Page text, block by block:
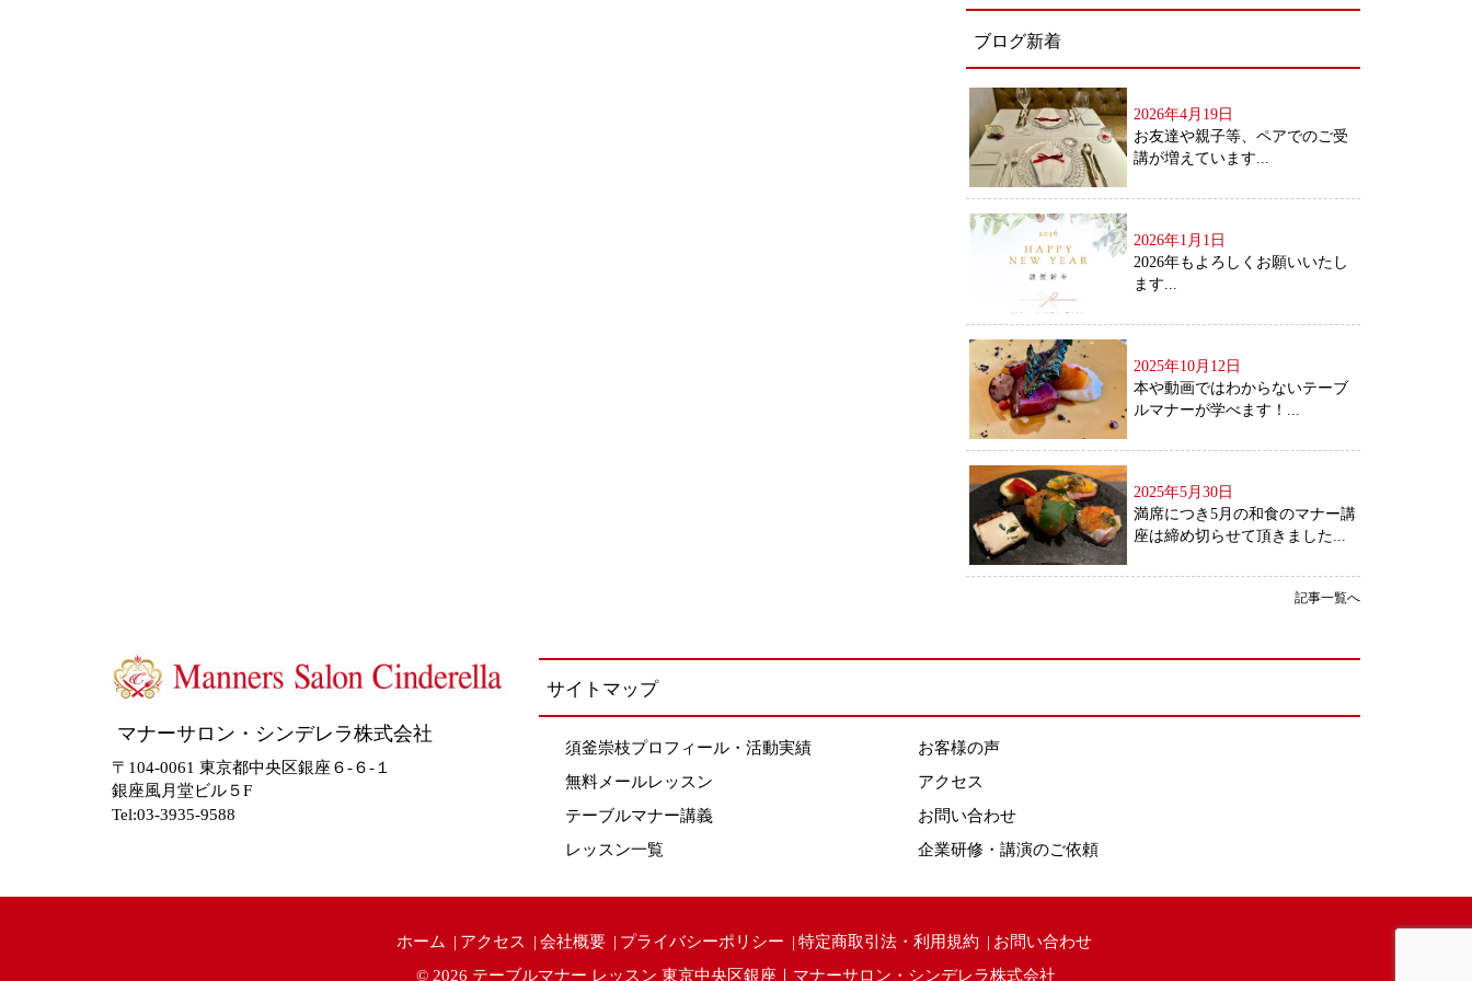
ブログ新着
2026年4月19日
お友達や親子等、ペアでのご受
講が増えています...
2026年1月1日
2026年もよろしくお願いいたし
ます...
2025年10月12日
本や動画ではわからないテーブ
ルマナーが学べます！...
2025年5月30日
満席につき5月の和食のマナー講
座は締め切らせて頂きました...
記事一覧へ
マナーサロン・シンデレラ株式会社
〒104-0061 東京都中央区銀座６-６-１
銀座風月堂ビル５F
Tel:03-3935-9588
サイトマップ
須釜崇枝プロフィール・活動実績
無料メールレッスン
テーブルマナー講義
レッスン一覧
お客様の声
アクセス
お問い合わせ
企業研修・講演のご依頼
ホーム アクセス 会社概要 プライバシーポリシー 特定商取引法・利用規約
お問い合わせ
© 2026 テーブルマナー レッスン 東京中央区銀座｜マナーサロン・シンデレラ株式会社